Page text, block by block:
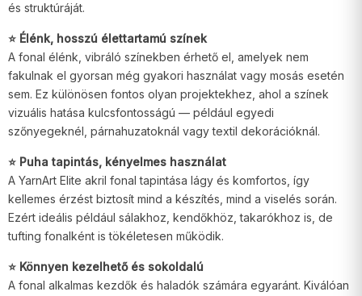
és struktúráját.
⭐ Élénk, hosszú élettartamú színek
A fonal élénk, vibráló színekben érhető el, amelyek nem
fakulnak el gyorsan még gyakori használat vagy mosás esetén
sem. Ez különösen fontos olyan projektekhez, ahol a színek
vizuális hatása kulcsfontosságú — például egyedi
szőnyegeknél, párnahuzatoknál vagy textil dekorációknál.
⭐ Puha tapintás, kényelmes használat
A YarnArt Elite akril fonal tapintása lágy és komfortos, így
kellemes érzést biztosít mind a készítés, mind a viselés során.
Ezért ideális például sálakhoz, kendőkhöz, takarókhoz is, de
tufting fonalként is tökéletesen működik.
⭐ Könnyen kezelhető és sokoldalú
A fonal alkalmas kezdők és haladók számára egyaránt. Kiválóan